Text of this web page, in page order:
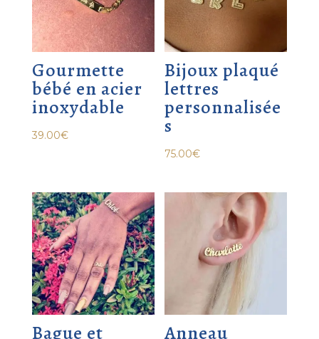
Gourmette
bébé en acier
inoxydable
39.00€
Bijoux plaqué
lettres
personnalisée
s
75.00€
Bague et Anneau